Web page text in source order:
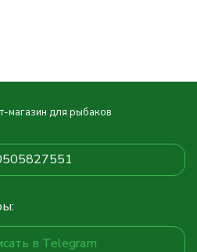
для рыбаков
в Telegram